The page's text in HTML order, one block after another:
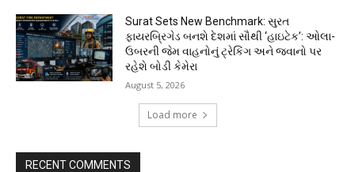
Surat Sets New Benchmark: સુરત
ફાયરબ્રિગેડ બનશે દેશમાં સૌથી ‘હાઇટેક’: ઓલા-
ઉબરની જેમ વાહનોનું ટ્રેકિંગ અને જવાનો પર
રહેશે બોડી કેમેરા
August 5, 2026
Load more
RECENT COMMENTS